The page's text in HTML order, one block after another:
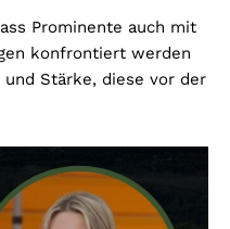
Prominente auch mit
konfrontiert werden
Stärke, diese vor der